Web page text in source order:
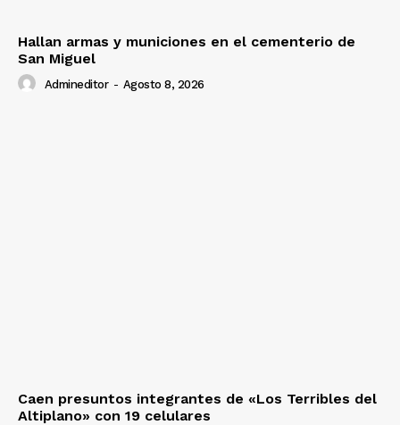
Hallan armas y municiones en el cementerio de
San Miguel
Admineditor - Agosto 8, 2026
Caen presuntos integrantes de «Los Terribles del
Altiplano» con 19 celulares